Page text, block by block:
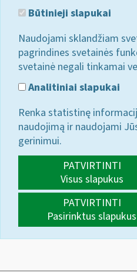
Būtinieji slapukai
Naudojami sklandžiam
pagrindines svetainės
svetainė negali tinkamai
Analitiniai slapukai
Renka statistinę
naudojimą ir naudojami
gerinimui.
PATVIRTINTI
Visus slapukus
PATVIRTINTI
Pasirinktus slapukus